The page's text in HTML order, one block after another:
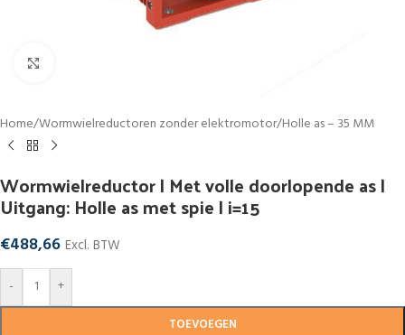
Home/Wormwielreductoren zonder elektromotor/Holle as – 35 MM
Wormwielreductor | Met volle doorlopende as |
Uitgang: Holle as met spie | i=15
€488,66 Excl. BTW
-
+
TOEVOEGEN